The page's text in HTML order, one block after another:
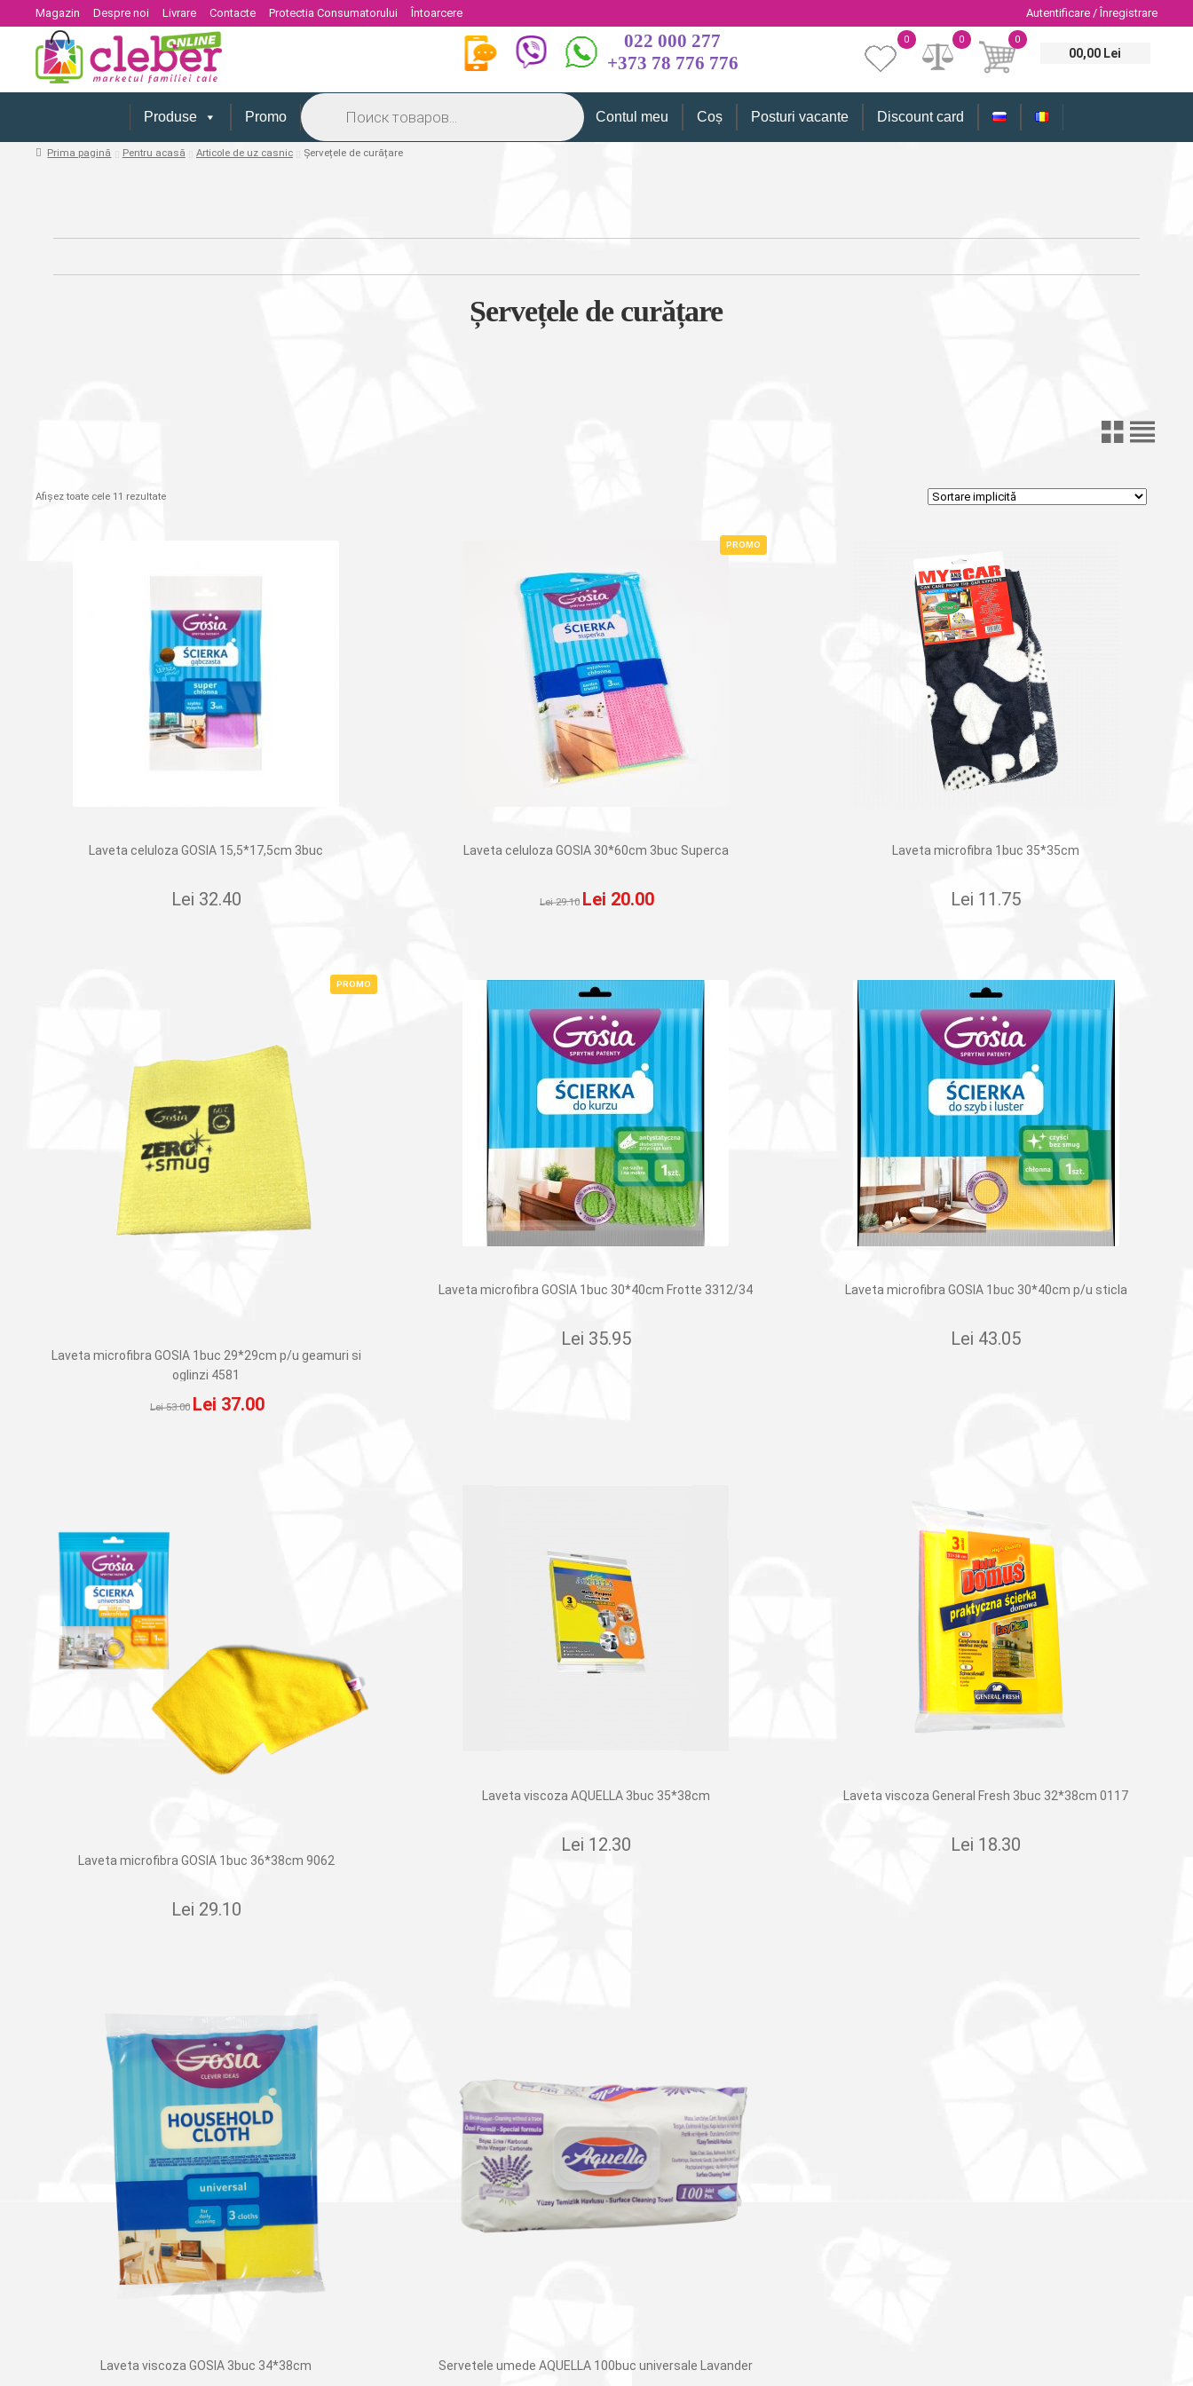
Magazin Despre noi Livrare Contacte Protectia Consumatorului Întoarcere Autentificare / Înregistrare
022 000 277
+373 78 776 776
0
00,00 Lei
0
0
Produse Promo
Products
search
Contul meu Coș Posturi vacante Discount card
Prima pagină Pentru acasă Articole de uz casnic Șervețele de curățare
Șervețele de curățare
Afișez toate cele 11 rezultate
Laveta celuloza GOSIA 15,5*17,5cm 3buc
Lei 32.40
Laveta celuloza GOSIA 30*60cm 3buc Superca
Lei29.10 Prețul
fost:
Lei 29.10.
Lei 20.00Prețul
Lei 20.00.
PROMO
Laveta microfibra 1buc 35*35cm
Lei 11.75
Laveta microfibra GOSIA 1buc 29*29cm p/u geamuri si
oglinzi 4581
Lei53.00 Prețul
Lei 37.00Prețul
PROMO
Laveta microfibra GOSIA 1buc 30*40cm Frotte 3312/34
Lei 35.95
Laveta microfibra GOSIA 1buc 30*40cm p/u sticla
Lei 43.05
Laveta microfibra GOSIA 1buc 36*38cm 9062
Lei 29.10
Laveta viscoza AQUELLA 3buc 35*38cm
Lei 12.30
Laveta viscoza General Fresh 3buc 32*38cm 0117
Lei 18.30
Laveta viscoza GOSIA 3buc 34*38cm Servetele umede AQUELLA 100buc universale Lavander